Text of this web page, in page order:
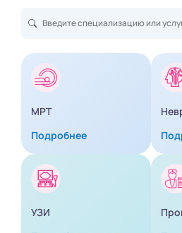
МРТ
Подробнее
УЗИ